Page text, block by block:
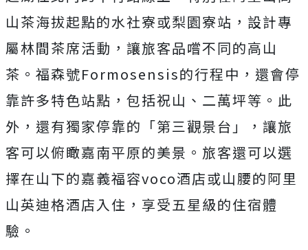
山茶海拔起點的水社寮或梨園寮站，設計專
屬林間茶席活動，讓旅客品嚐不同的高山
茶。福森號Formosensis的行程中，還會停
靠許多特色站點，包括祝山、二萬坪等。此
外，還有獨家停靠的「第三觀景台」，讓旅
客可以俯瞰嘉南平原的美景。旅客還可以選
擇在山下的嘉義福容voco酒店或山腰的阿里
山英迪格酒店入住，享受五星級的住宿體
驗。